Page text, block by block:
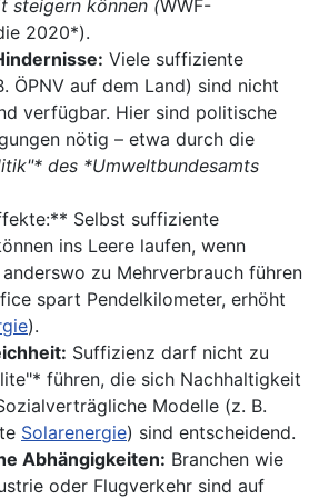
steigern können (WWF-
2020*).
Viele suffiziente
ÖPNV auf dem Land) sind nicht
verfügbar. Hier sind politische
nötig – etwa durch die
des *Umweltbundesamts
Selbst suffiziente
ins Leere laufen, wenn
anderswo zu Mehrverbrauch führen
spart Pendelkilometer, erhöht
).
Suffizienz darf nicht zu
führen, die sich Nachhaltigkeit
Modelle (z. B.
Solarenergie) sind entscheidend.
Abhängigkeiten: Branchen wie
oder Flugverkehr sind auf